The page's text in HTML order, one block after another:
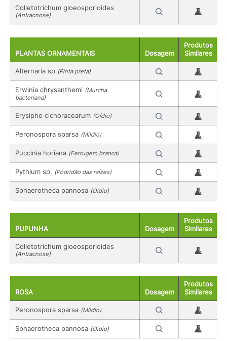
Colletotrichum gloeosporioides
(Antracnose)
PLANTAS ORNAMENTAIS Dosagem
Produtos
Similares
Alternaria sp (Pinta preta)
Erwinia chrysanthemi (Murcha
bacteriana)
Erysiphe cichoracearum (Oídio)
Peronospora sparsa (Míldio)
Puccinia horiana (Ferrugem branca)
Pythium sp. (Podridão das raízes)
Sphaerotheca pannosa (Oídio)
PUPUNHA Dosagem
Produtos
Similares
Colletotrichum gloeosporioides
(Antracnose)
ROSA Dosagem
Produtos
Similares
Peronospora sparsa (Míldio)
Sphaerotheca pannosa (Oídio)